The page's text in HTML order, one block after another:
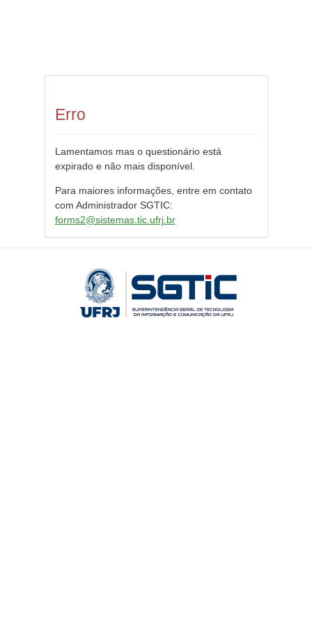
Erro
Lamentamos mas o questionário está
expirado e não mais disponível.
Para maiores informações, entre em contato
com Administrador SGTIC:
forms2@sistemas.tic.ufrj.br